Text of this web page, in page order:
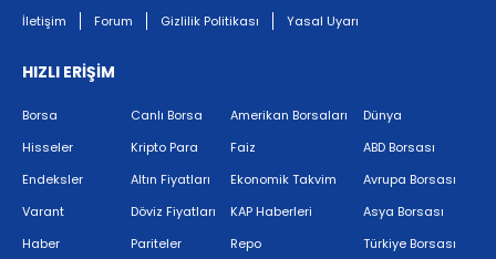
İletişim Forum Gizlilik Politikası Yasal Uyarı
HIZLI ERİŞİM
Borsa
Hisseler
Endeksler
Varant
Haber
Canlı Borsa
Kripto Para
Altın Fiyatları
Döviz Fiyatları
Pariteler
Amerikan Borsaları
Faiz
Ekonomik Takvim
KAP Haberleri
Repo
Dünya
ABD Borsası
Avrupa Borsası
Asya Borsası
Türkiye Borsası